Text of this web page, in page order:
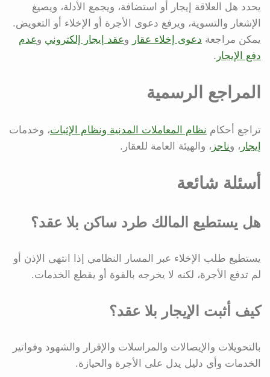
يحدد هل العلاقة إيجار أو استضافة، ويجمع الأدلة، ويصيغ
الإشعار والتسوية، ويرفع دعوى الأجرة أو الإخلاء أو التعويض.
يمكن مراجعة دعوى إخلاء عقار وعقد إيجار إلكتروني وعدم
دفع الإيجار .
المراجع الرسمية
تراجع أحكام نظام المعاملات المدنية ونظام الإثبات، وخدمات
إيجار ، وناجز ، والهيئة العامة للعقار.
أسئلة شائعة
هل يستطيع المالك طرد ساكن بلا عقد؟
يستطيع طلب الإخلاء عبر المسار النظامي إذا انتهى الإذن أو
لم تدفع الأجرة، لكنه لا يخرجه بالقوة أو يقطع الخدمات.
كيف أثبت الإيجار بلا عقد؟
بالتحويلات والإيصالات والمراسلات والإقرار والشهود وفواتير
الخدمات وأي دليل يدل على الأجرة والحيازة.